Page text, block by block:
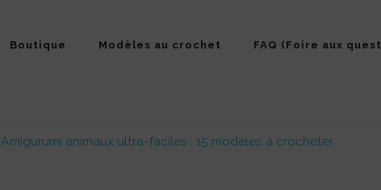
Boutique Modèles au crochet FAQ (Foire aux
Amigurumi animaux ultra-faciles : 15 modèles à crocheter